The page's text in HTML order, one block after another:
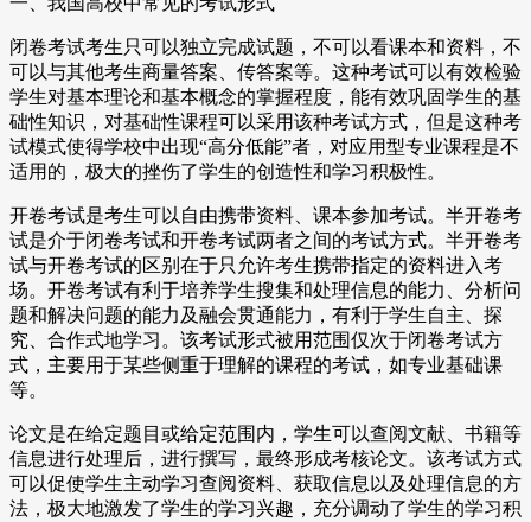
闭卷考试考生只可以独立完成试题，不可以看课本和资料，不
可以与其他考生商量答案、传答案等。这种考试可以有效检验
学生对基本理论和基本概念的掌握程度，能有效巩固学生的基
础性知识，对基础性课程可以采用该种考试方式，但是这种考
试模式使得学校中出现“高分低能”者，对应用型专业课程是不
适用的，极大的挫伤了学生的创造性和学习积极性。
开卷考试是考生可以自由携带资料、课本参加考试。半开卷考
试是介于闭卷考试和开卷考试两者之间的考试方式。半开卷考
试与开卷考试的区别在于只允许考生携带指定的资料进入考
场。开卷考试有利于培养学生搜集和处理信息的能力、分析问
题和解决问题的能力及融会贯通能力，有利于学生自主、探
究、合作式地学习。该考试形式被用范围仅次于闭卷考试方
式，主要用于某些侧重于理解的课程的考试，如专业基础课
等。
论文是在给定题目或给定范围内，学生可以查阅文献、书籍等
信息进行处理后，进行撰写，最终形成考核论文。该考试方式
可以促使学生主动学习查阅资料、获取信息以及处理信息的方
法，极大地激发了学生的学习兴趣，充分调动了学生的学习积